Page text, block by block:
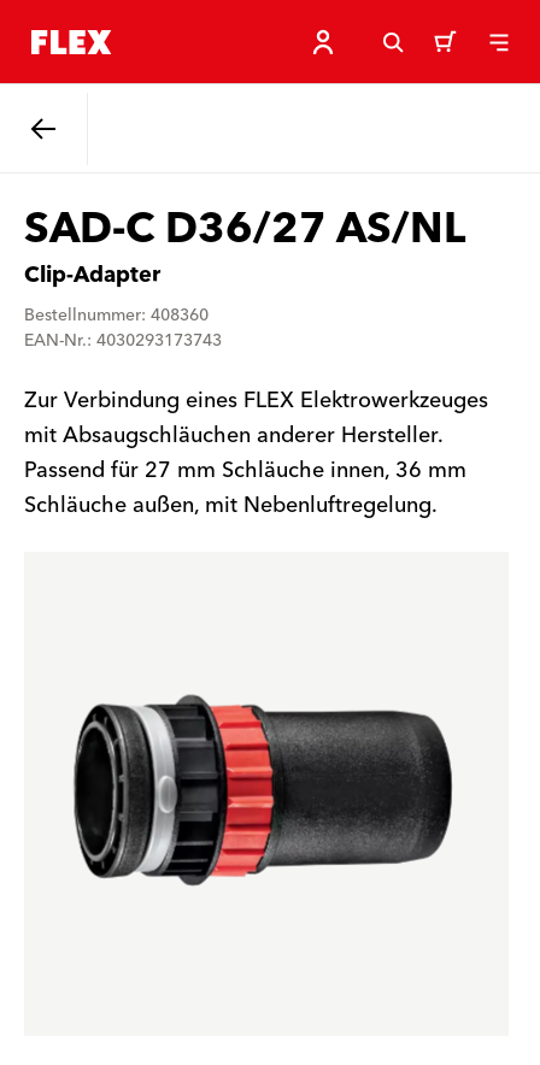
SAD-C D36/27 AS/NL
Clip-Adapter
Bestellnummer: 408360
EAN-Nr.: 4030293173743
Zur Verbindung eines FLEX Elektrowerkzeuges
mit Absaugschläuchen anderer Hersteller.
Passend für 27 mm Schläuche innen, 36 mm
Schläuche außen, mit Nebenluftregelung.